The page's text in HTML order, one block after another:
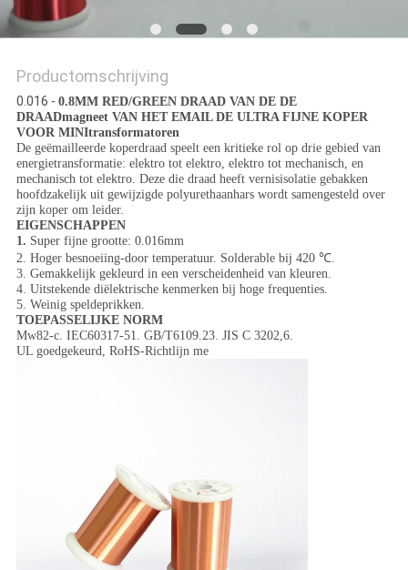
Productomschrijving
0.016 - 0.8MM RED/GREEN DRAAD VAN DE DE
DRAADmagneet VAN HET EMAIL DE ULTRA FIJNE KOPER
VOOR MINItransformatoren
De geëmailleerde koperdraad speelt een kritieke rol op drie gebied van
energietransformatie: elektro tot elektro, elektro tot mechanisch, en
mechanisch tot elektro. Deze die draad heeft vernisisolatie gebakken
hoofdzakelijk uit gewijzigde polyurethaanhars wordt samengesteld over
zijn koper om leider.
EIGENSCHAPPEN
1. Super fijne grootte: 0.016mm
2. Hoger besnoeiing-door temperatuur. Solderable bij 420 ℃.
3. Gemakkelijk gekleurd in een verscheidenheid van kleuren.
4. Uitstekende diëlektrische kenmerken bij hoge frequenties.
5. Weinig speldeprikken.
TOEPASSELIJKE NORM
Mw82-c. IEC60317-51. GB/T6109.23. JIS C 3202,6.
UL goedgekeurd, RoHS-Richtlijn me